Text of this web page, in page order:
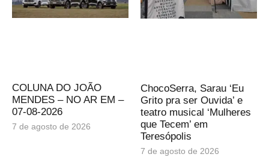
COLUNA DO JOÃO
MENDES – NO AR EM –
07-08-2026
7 de agosto de 2026
ChocoSerra, Sarau ‘Eu
Grito pra ser Ouvida’ e
teatro musical ‘Mulheres
que Tecem’ em
Teresópolis
7 de agosto de 2026